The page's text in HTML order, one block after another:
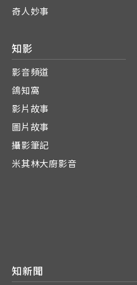
奇人妙事
知影
影音頻道
鴿知窩
影片故事
圖片故事
攝影筆記
米其林大廚影音
知新聞